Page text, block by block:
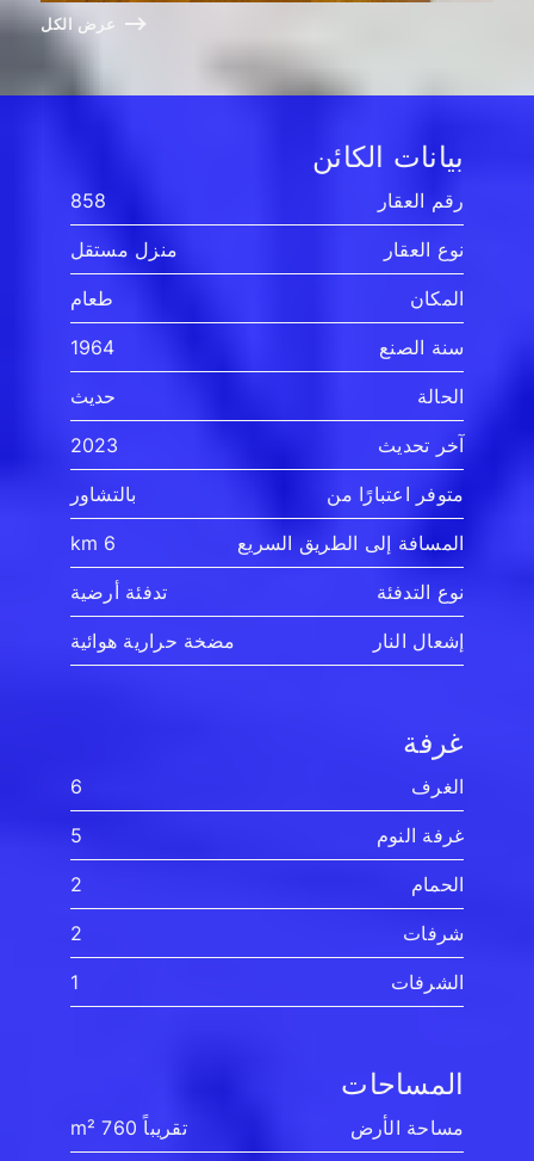
عرض الكل
بيانات الكائن
رقم العقار 858
نوع العقار منزل مستقل
المكان طعام
سنة الصنع 1964
الحالة حديث
آخر تحديث 2023
متوفر اعتبارًا من بالتشاور
المسافة إلى الطريق السريع 6 km
نوع التدفئة تدفئة أرضية
إشعال النار مضخة حرارية هوائية
غرفة
الغرف 6
غرفة النوم 5
الحمام 2
شرفات 2
الشرفات 1
المساحات
مساحة الأرض تقريباً 760 m²